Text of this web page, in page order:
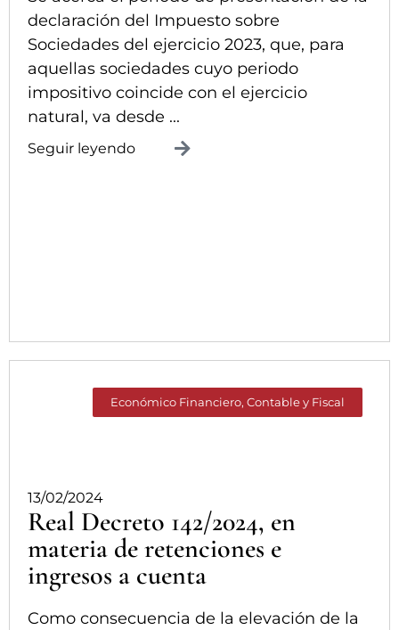
declaración del Impuesto sobre
Sociedades del ejercicio 2023, que, para
aquellas sociedades cuyo periodo
impositivo coincide con el ejercicio
natural, va desde ...
Seguir leyendo
Económico Financiero, Contable y Fiscal
13/02/2024
Real Decreto 142/2024, en
materia de retenciones e
ingresos a cuenta
Como consecuencia de la elevación de la